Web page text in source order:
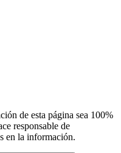
de esta página sea 100%
responsable de
en la información.